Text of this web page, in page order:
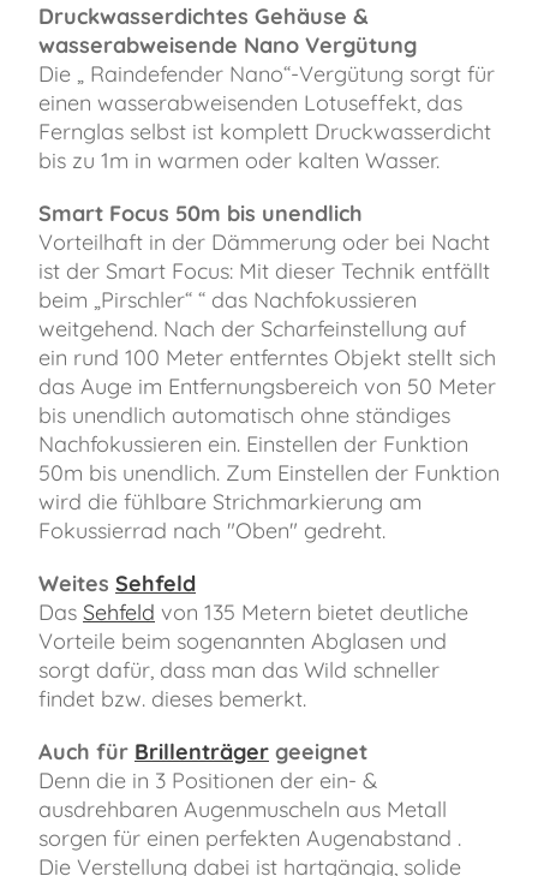
Druckwasserdichtes Gehäuse &
wasserabweisende Nano Vergütung
Die „ Raindefender Nano“-Vergütung sorgt für
einen wasserabweisenden Lotuseffekt, das
Fernglas selbst ist komplett Druckwasserdicht
bis zu 1m in warmen oder kalten Wasser.
Smart Focus 50m bis unendlich
Vorteilhaft in der Dämmerung oder bei Nacht
ist der Smart Focus: Mit dieser Technik entfällt
beim „Pirschler“ “ das Nachfokussieren
weitgehend. Nach der Scharfeinstellung auf
ein rund 100 Meter entferntes Objekt stellt sich
das Auge im Entfernungsbereich von 50 Meter
bis unendlich automatisch ohne ständiges
Nachfokussieren ein. Einstellen der Funktion
50m bis unendlich. Zum Einstellen der Funktion
wird die fühlbare Strichmarkierung am
Fokussierrad nach "Oben" gedreht.
Weites Sehfeld
Das Sehfeld von 135 Metern bietet deutliche
Vorteile beim sogenannten Abglasen und
sorgt dafür, dass man das Wild schneller
findet bzw. dieses bemerkt.
Auch für Brillenträger geeignet
Denn die in 3 Positionen der ein- &
ausdrehbaren Augenmuscheln aus Metall
sorgen für einen perfekten Augenabstand .
Die Verstellung dabei ist hartgängig, solide